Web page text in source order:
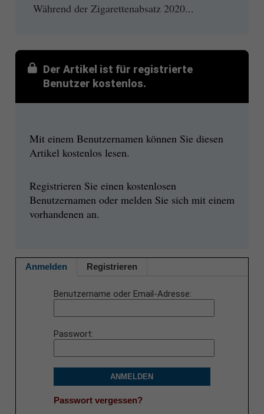
Während der Zigarettenabsatz 2020...
Der Artikel ist für registrierte
Benutzer kostenlos.
Mit einem Benutzernamen können Sie diesen
Artikel kostenlos lesen.
Registrieren Sie einen kostenlosen
Benutzernamen oder melden Sie sich mit einem
vorhandenen an.
Anmelden Registrieren
Benutzername oder Email-Adresse
Passwort
ANMELDEN
Passwort vergessen?